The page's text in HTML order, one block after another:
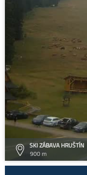
SKI ZÁBAVA HRUŠTÍN
900 m